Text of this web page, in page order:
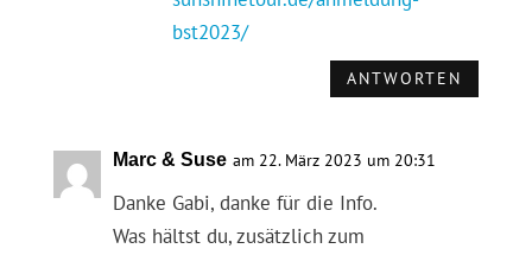
bst2023/
ANTWORTEN
Marc & Suse am 22. März 2023 um 20:31
Danke Gabi, danke für die Info.
Was hältst du, zusätzlich zum